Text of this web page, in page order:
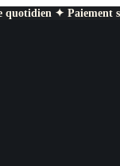
quotidien ✦ Paiement